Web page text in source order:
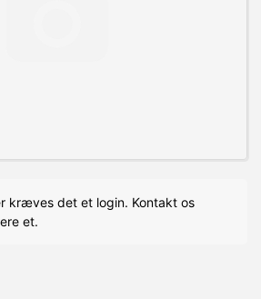
kræves det et login. Kontakt os
et.